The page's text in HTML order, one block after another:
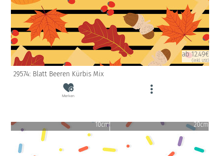
ab 12.49€
(inkl. USt)
29574: Blatt Beeren Kürbis Mix
Merken
10cm 20cm